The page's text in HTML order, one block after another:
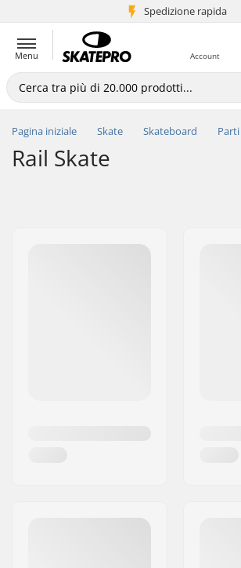
Spedizione rapida
+5 mln di clienti
Menu Account
Pagina iniziale Skate Skateboard Parti
Rail Skate